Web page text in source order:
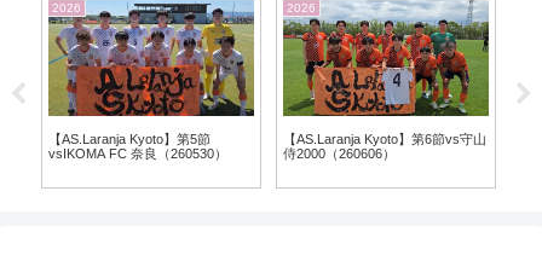
2026
【AS.Laranja Kyoto】第5節
vsIKOMA FC 奈良（260530）
2026
【AS.Laranja Kyoto】第6節vs守山
侍2000（260606）